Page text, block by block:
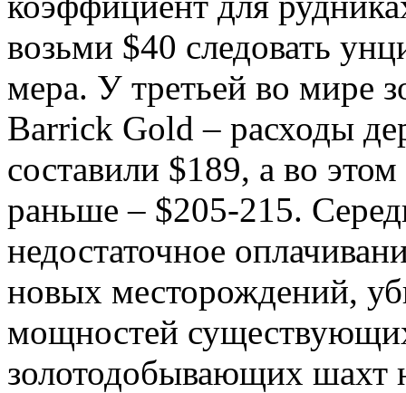
возьми $40 следовать
мера. У третьей во мире
Barrick Gold – расходы
составили $189, а во
раньше – $205-215.
недостаточное
новых месторождений,
мощностей
золотодобывающих шахт